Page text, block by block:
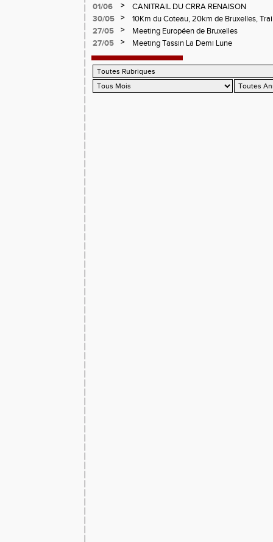
01/06
>
CANITRAIL DU CRRA RENAISON
30/05
>
10Km du Coteau, 20km de Bruxelles,
Pilatrail
27/05 >
Meeting Européen de Bruxelles
27/05
> Meeting Tassin La Demi Lune